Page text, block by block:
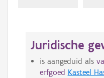
Juridische
is aangeduid als
erfgoed Kasteel